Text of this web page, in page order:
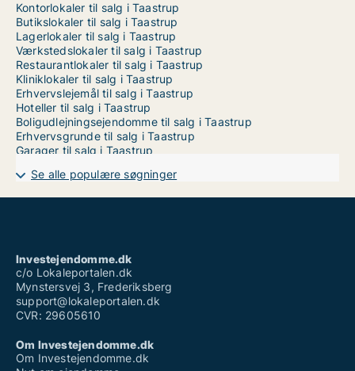
Kontorlokaler til salg i Taastrup
Butikslokaler til salg i Taastrup
Lagerlokaler til salg i Taastrup
Værkstedslokaler til salg i Taastrup
Restaurantlokaler til salg i Taastrup
Kliniklokaler til salg i Taastrup
Erhvervslejemål til salg i Taastrup
Hoteller til salg i Taastrup
Boligudlejningsejendomme til salg i Taastrup
Erhvervsgrunde til salg i Taastrup
Garager til salg i Taastrup
Se alle populære søgninger
Investejendomme.dk
c/o Lokaleportalen.dk
Mynstersvej 3, Frederiksberg
support@lokaleportalen.dk
CVR: 29605610
Om Investejendomme.dk
Om Investejendomme.dk